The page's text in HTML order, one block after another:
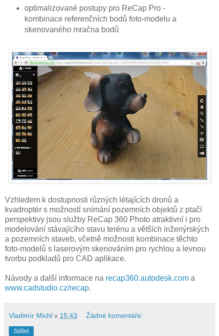
optimalizované postupy pro ReCap Pro -
kombinace referenčních bodů foto-modelu a
skenovaného mračna bodů
Vzhledem k dostupnosti různých létajících dronů a
kvadroptér s možností snímání pozemních objektů z ptačí
perspektivy jsou služby ReCap 360 Photo atraktivní i pro
modelování stávajícího stavu terénu a větších inženýrských
a pozemních staveb, včetně možnosti kombinace těchto
foto-modelů s laserovým skenováním pro rychlou a levnou
tvorbu podkladů pro CAD aplikace.
Návody a další informace na recap360.autodesk.com a
www.cadstudio.cz/recap.
Vladimír Michl v 15:43 Žádné komentáře:
Sdílet